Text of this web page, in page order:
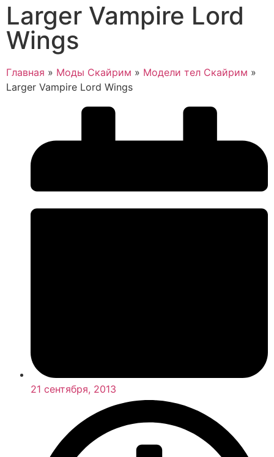
Larger Vampire Lord
Wings
Главная » Моды Скайрим » Модели тел Скайрим »
Larger Vampire Lord Wings
21 сентября, 2013